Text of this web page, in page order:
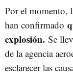
Por el momento,
han confirmado
explosión. Se
de la agencia
esclarecer las